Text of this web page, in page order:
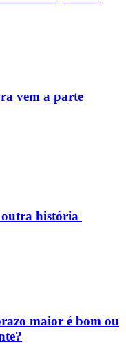
vem a parte
história
maior é bom ou